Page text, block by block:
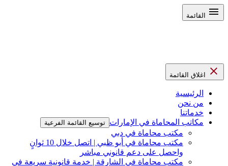
القائمة
اغلاق القائمة
الرئيسية
من نحن
خدماتنا
مكاتب المحاماة في الإمارات توسيع القائمة الفرعية
مكتب محاماة في دبي
مكتب محاماة في أبو ظبي | اتصل خلال 10 ثوانٍ
واحصل على دعم قانوني مباشر
مكتب محاماة في الشارقة | خدمة قانونية سريعة في